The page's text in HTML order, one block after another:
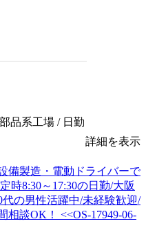
品系工場 / 日勤
詳細を表示